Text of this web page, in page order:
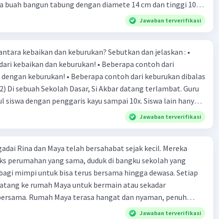
jasa atau barang disebut …. a. produsen b. Distributor c.
20. Kegiatan ekonomi yang menghasilkan barang, yaitu
76 cm2 B. 80 cm2 C. 112 cm2 D. 154 cm2
buah bangun tabung dengan diamete 14 cm dan tinggi 10
a. Berapakah luas kertas yang kalian butuhkan untuk
bangun tabung tersebut? b. Berapakah volume setiap
Jawaban terverifikasi
kebaikan dan keburukan? Sebutkan dan jelaskan : •
kebaikan dan keburukan! • Beberapa contoh dari
keburukan! • Beberapa contoh dari keburukan dibalas
Di sebuah Sekolah Dasar, Si Akbar datang terlambat. Guru
dengan penggaris kayu sampai 10x. Siswa lain hanya
ada kecurigaan pada situasi ini. Padahal Akbar ini lahir
Setiap hari, Akbar harus membantu orang tua dalam
50x. Siswa lain merasa khawatir, bahwa memukul
tidak manusiawi dilakukan. Namun Guru killer tidak habis
selalu terlambat sekolah. Setelah lebih dari 5 hari, guru
yang sedang pulang. Alangkah terkejutnya, bahwa Akbar
tua kegiatan. Karena Orang tua sudah lansia. Guru
menyesal atas perbuatan itu. Tiba-tiba siswa sekelas Akbar
Jawaban terverifikasi
Rina dan Maya telah bersahabat sejak kecil. Mereka
perumahan yang sama, duduk di bangku sekolah yang
mimpi untuk bisa terus bersama hingga dewasa. Setiap
ke rumah Maya untuk bermain atau sekadar
Rumah Maya terasa hangat dan nyaman, penuh
dan rasa kekeluargaan. Maya adalah teman yang selalu
Jawaban terverifikasi